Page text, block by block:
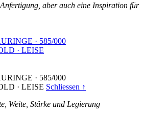
aber auch eine Inspiration für
· 585/000
· LEISE
· 585/000
· LEISE Schliessen ↑
Weite, Stärke und Legierung